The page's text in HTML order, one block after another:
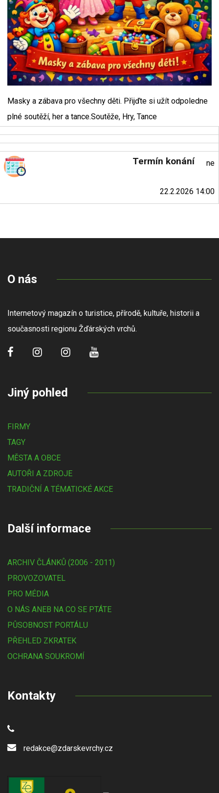
Masky a zábava pro všechny děti. Přijďte si užít odpoledne
plné soutěží, her a tance.Soutěže, Hry, Tance
Termín konání ne
22.2.2026 14:00
O nás
Internetový magazín o turistice, přírodě, kultuře, historii a
současnosti regionu Žďárských vrchů.
Jiný pohled
FIRMY
TAGY
MĚSTA A OBCE
AUTOŘI A ZDROJE
TRADIČNÍ A TÉMATICKÉ AKCE
Další informace
ARCHIV ČLÁNKŮ (2006 - 2011)
PROVOZOVATEL
PRO MÉDIA
O NÁS ANEB NA CO SE PTÁTE
PŮSOBNOST PORTÁLU
PŘEHLED ZKRATEK
OCHRANA SOUKROMÍ
Kontakty
redakce@zdarskevrchy.cz